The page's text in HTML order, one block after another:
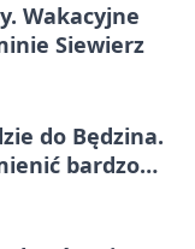
Wakacyjne
Siewierz
do Będzina.
bardzo